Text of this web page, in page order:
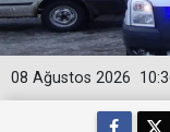
08 Ağustos 2026